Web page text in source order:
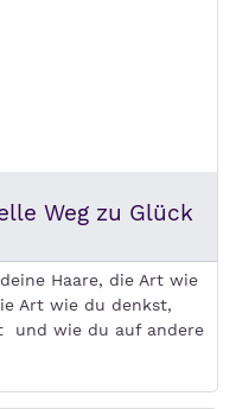
Weg zu Glück
Haare, die Art wie
Art wie du denkst,
und wie du auf andere